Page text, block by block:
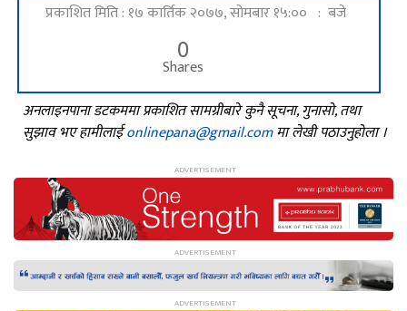
प्रकाशित मिति : १७ कार्तिक २०७७, सोमबार १५:०० : बजे
0
Shares
अनलाइनपाना डटकममा प्रकाशित सामग्रीबारे कुनै सूचना, गुनासो, तथा
सुझाव भए हामीलाईonlinepana@gmail.comमा लेखी पठाउनुहोला ।